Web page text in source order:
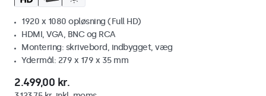
1920 x 1080 opløsning (Full HD)
HDMI, VGA, BNC og RCA
Montering: skrivebord, indbygget, væg
Ydermål: 279 x 179 x 35 mm
2.499,00 kr.